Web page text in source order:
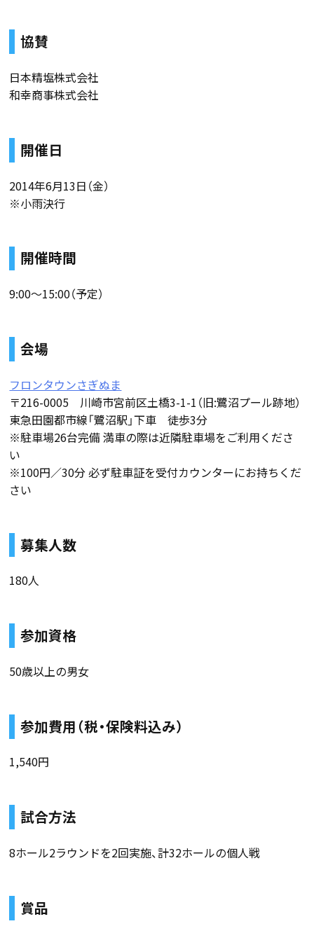
協賛
日本精塩株式会社
和幸商事株式会社
開催日
2014年6月13日（金）
※小雨決行
開催時間
9:00〜15:00（予定）
会場
フロンタウンさぎぬま
〒216-0005 川崎市宮前区土橋3-1-1（旧:鷺沼プール跡地）
東急田園都市線「鷺沼駅」下車 徒歩3分
※駐車場26台完備 満車の際は近隣駐車場をご利用くださ
い
※100円／30分 必ず駐車証を受付カウンターにお持ちくだ
さい
募集人数
180人
参加資格
50歳以上の男女
参加費用（税・保険料込み）
1,540円
試合方法
8ホール2ラウンドを2回実施、計32ホールの個人戦
賞品